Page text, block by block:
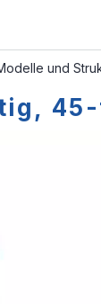
und